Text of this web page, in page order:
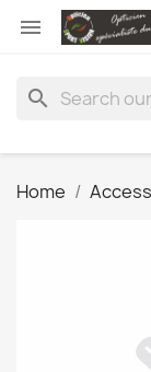

search
Home